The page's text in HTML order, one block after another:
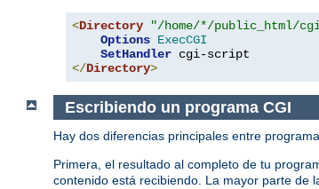
<Directory "/home/*/public_html/
Options ExecCGI
SetHandler
</Directory>
Escribiendo un programa CGI
Hay dos diferencias principales entre
Primera, el resultado al completo de tu
contenido está recibiendo. La mayor parte de